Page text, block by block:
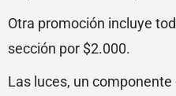
Otra promoción incluye
sección por $2.000.
Las luces, un